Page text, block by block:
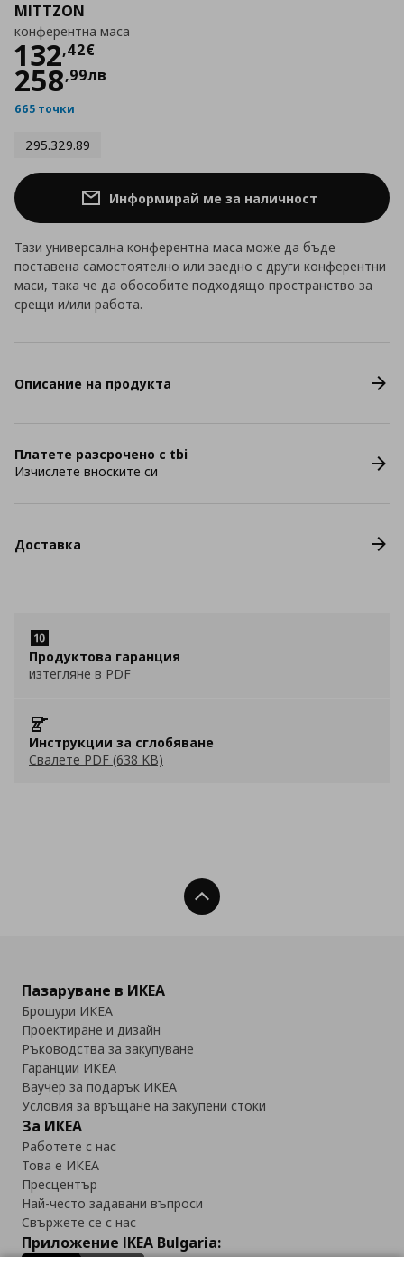
MITTZON
конферентна маса
132,42€
Цена
258,99лв
665 точки
295.329.89
Информирай ме за наличност
Тази универсална конферентна маса може да бъде
поставена самостоятелно или заедно с други конферентни
маси, така че да обособите подходящо пространство за
срещи и/или работа.
Описание на продукта
Платете разсрочено с tbi
Изчислете вноските си
Доставка
Продуктова гаранция
изтегляне в PDF
Инструкции за сглобяване
Свалете PDF (638 KB)
Нагоре
Пазаруване в ИКЕА
Брошури ИКЕА
Проектиране и дизайн
Ръководства за закупуване
Гаранции ИКЕА
Ваучер за подарък ИКЕА
Условия за връщане на закупени стоки
За ИКЕА
Работете с нас
Това е ИКЕА
Пресцентър
Най-често задавани въпроси
Свържете се с нас
Приложение IKEA Bulgaria: